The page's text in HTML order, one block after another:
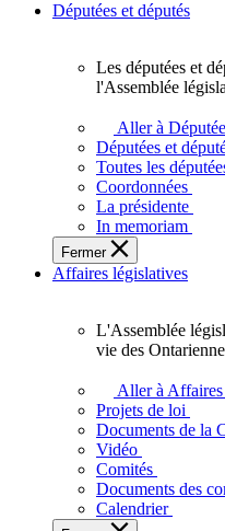
Députées et députés
députés
vous
représentent
sein
de
l'Assemblée
législative
l'Ontario.
Les députées et
l'Assemblée
Aller à
Députées et
Toutes les
Coordonnées
La présidente
In memoriam
Fermer
Affaires législatives
L'Assemblée
adopte
touchent
des
L'Assemblée
vie des
Aller à
Projets de loi
Documents de la
Vidéo
Comités
Documents des
Calendrier